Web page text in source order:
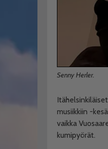
Senny Herler.
musiikkiin -
vaikka
kumipyörät.